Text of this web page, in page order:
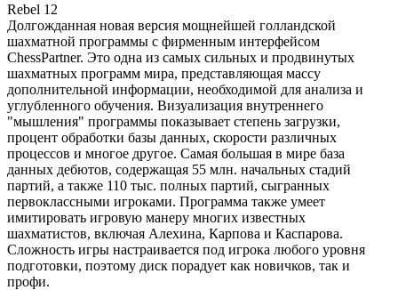
Rebel 12
Долгожданная новая версия мощнейшей голландской
шахматной программы с фирменным интерфейсом
ChessPartner. Это одна из самых сильных и продвинутых
шахматных программ мира, представляющая массу
дополнительной информации, необходимой для анализа и
углубленного обучения. Визуализация внутреннего
"мышления" программы показывает степень загрузки,
процент обработки базы данных, скорости различных
процессов и многое другое. Самая большая в мире база
данных дебютов, содержащая 55 млн. начальных стадий
партий, а также 110 тыс. полных партий, сыгранных
первоклассными игроками. Программа также умеет
имитировать игровую манеру многих известных
шахматистов, включая Алехина, Карпова и Каспарова.
Сложность игры настраивается под игрока любого уровня
подготовки, поэтому диск порадует как новичков, так и
профи.